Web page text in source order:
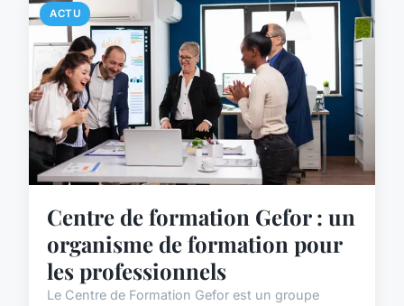
ACTU
Centre de formation Gefor : un
organisme de formation pour
les professionnels
Le Centre de Formation Gefor est un groupe